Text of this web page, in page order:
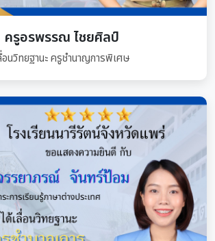
ครูอรพรรณ ไชยศิลป์
อนวิทยฐานะ ครูชำนาญการพิเศษ